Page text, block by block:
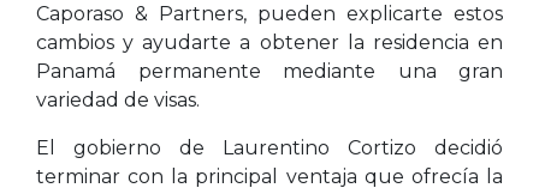
Caporaso & Partners, pueden explicarte estos
cambios y ayudarte a obtener la residencia en
Panamá permanente mediante una gran
variedad de visas.
El gobierno de Laurentino Cortizo decidió
terminar con la principal ventaja que ofrecía la